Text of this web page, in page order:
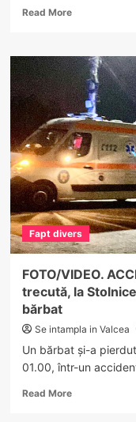
Read MoreRead
FOTO/
–
Accident
feroviar
la
Prundeni:
trenul
“Săgeata
albastră”
a
lovit
un
motocultor
Fapt divers
FOTO/VIDEO.
trecută, la
bărbat
Se intampla in Valcea
Un bărbat și-a
01.00, într-un
Read MoreRead